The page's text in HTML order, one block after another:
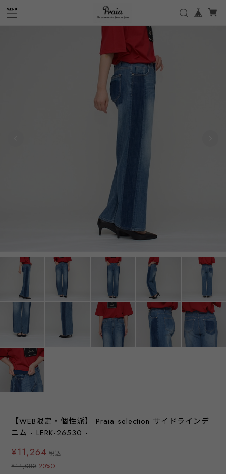
【WEB限定・個性派】 Praia selection サイドラインデ
ニム - LERK-26530 -
¥11,264 税込
¥14,080 20%OFF